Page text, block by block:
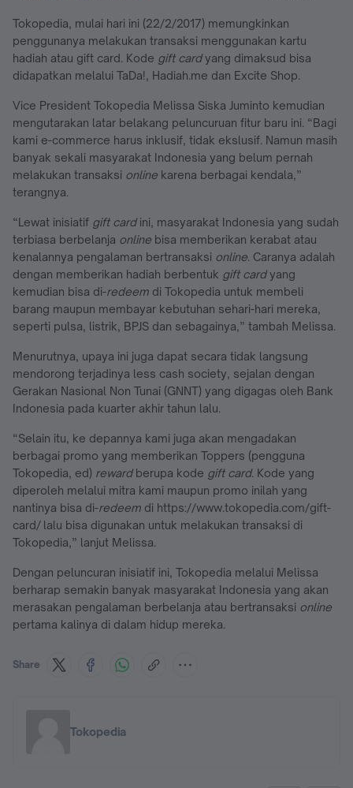
Tokopedia, mulai hari ini (22/2/2017) memungkinkan
penggunanya melakukan transaksi menggunakan kartu
hadiah atau gift card. Kode gift cardyang dimaksud bisa
didapatkan melalui TaDa!, Hadiah.me dan Excite Shop.
Vice President Tokopedia Melissa Siska Juminto kemudian
mengutarakan latar belakang peluncuruan fitur baru ini. “Bagi
kami e-commerce harus inklusif, tidak ekslusif. Namun masih
banyak sekali masyarakat Indonesia yang belum pernah
melakukan transaksi online karena berbagai kendala,”
terangnya.
“Lewat inisiatif gift cardini, masyarakat Indonesia yang sudah
terbiasa berbelanja online bisa memberikan kerabat atau
kenalannya pengalaman bertransaksi online. Caranya adalah
dengan memberikan hadiah berbentuk gift cardyang
kemudian bisa di-redeem di Tokopedia untuk membeli
barang maupun membayar kebutuhan sehari-hari mereka,
seperti pulsa, listrik, BPJS dan sebagainya,” tambah Melissa.
Menurutnya, upaya ini juga dapat secara tidak langsung
mendorong terjadinya less cash society, sejalan dengan
Gerakan Nasional Non Tunai (GNNT) yang digagas oleh Bank
Indonesia pada kuarter akhir tahun lalu.
“Selain itu, ke depannya kami juga akan mengadakan
berbagai promo yang memberikan Toppers (pengguna
Tokopedia, ed) rewardberupa kode gift card. Kode yang
diperoleh melalui mitra kami maupun promo inilah yang
nantinya bisa di-redeem di https://www.tokopedia.com/gift-
card/ lalu bisa digunakan untuk melakukan transaksi di
Tokopedia,” lanjut Melissa.
Dengan peluncuran inisiatif ini, Tokopedia melalui Melissa
berharap semakin banyak masyarakat Indonesia yang akan
merasakan pengalaman berbelanja atau bertransaksi online
pertama kalinya di dalam hidup mereka.
Share
Tokopedia